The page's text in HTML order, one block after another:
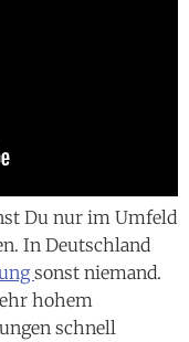
Du nur im Umfeld
In Deutschland
sonst niemand.
hohem
schnell